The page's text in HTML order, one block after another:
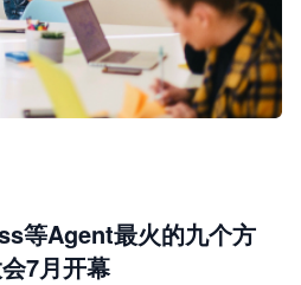
等Agent最火的九个方
7月开幕